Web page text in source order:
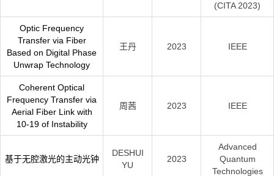
(CITA 2023)
Optic Frequency
Transfer via Fiber
Based on Digital Phase
Unwrap Technology
王丹 2023 IEEE
Coherent Optical
Frequency Transfer via
Aerial Fiber Link with
10-19 of Instability
周茜 2023 IEEE
基于无腔激光的主动光钟
DESHUI
YU
2023
Advanced
Quantum
Technologies